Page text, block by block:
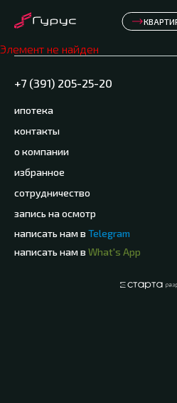
Элемент не найден
+7 (391) 205-25-20
ипотека
контакты
о компании
избранное
сотрудничество
запись на осмотр
написать нам в Telegram
написать нам в What's App